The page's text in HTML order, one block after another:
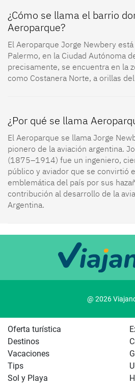
¿Cómo se llama el barrio
Aeroparque?
El Aeroparque Jorge Newbery
Palermo, en la Ciudad Autónoma
precisamente, se encuentra en la
como Costanera Norte, a orillas
¿Por qué se llama
El Aeroparque se llama Jorge
pionero de la aviación argentina.
(1875–1914) fue un ingeniero,
público y aviador que se convirtió
emblemática del país por sus
contribución al desarrollo de la
Argentina.
@ 2026
Oferta turística
Destinos
Vacaciones
Tips
Sol y Playa